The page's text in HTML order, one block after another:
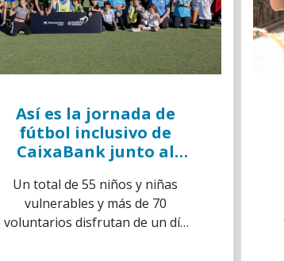
Así es la jornada de
fútbol inclusivo de
CaixaBank junto al
Un total de 55 niños y niñas
vulnerables y más de 70
voluntarios disfrutan de un día